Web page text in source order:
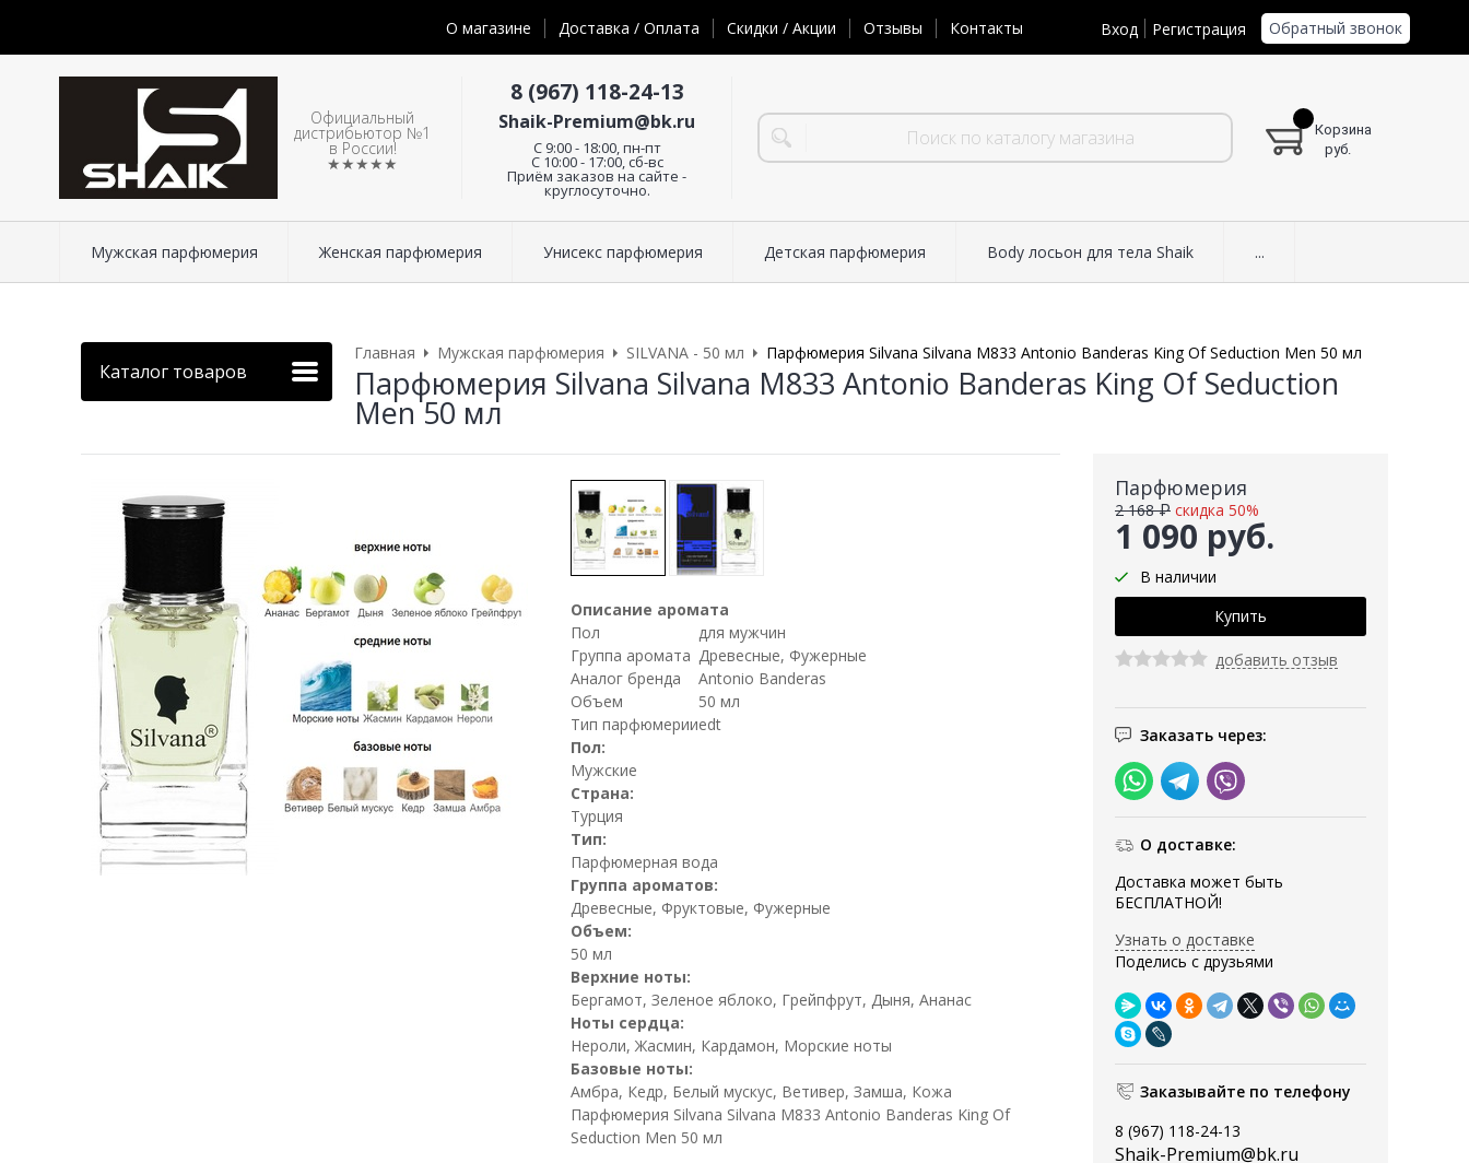
О магазине Доставка / Оплата Скидки / Акции Отзывы Контакты Вход Регистрация Обратный звонок
Официальный
дистрибьютор №1
в России!
★★★★★
8 (967) 118-24-13
Shaik-Premium@bk.ru
C 9:00 - 18:00, пн-пт
С 10:00 - 17:00, сб-вс
Приём заказов на сайте -
круглосуточно.
Корзина
руб.
Мужская парфюмерия Женская парфюмерия Унисекс парфюмерия Детская парфюмерия Body лосьон для тела Shaik ...
Каталог товаров
Главная Мужская парфюмерия SILVANA - 50 мл Парфюмерия Silvana Silvana M833 Antonio Banderas King Of Seduction Men 50 мл
Парфюмерия Silvana Silvana M833 Antonio Banderas King Of Seduction
Men 50 мл
Парфюмерия
1 090 руб.
2 168 ₽ скидка 50%
В наличии
добавить отзыв
Заказать через:
О доставке:
Доставка может быть
БЕСПЛАТНОЙ!
Узнать о доставке
Поделись с друзьями
Заказывайте по телефону
8 (967) 118-24-13
Shaik-Premium@bk.ru
Описание аромата
Пол
для мужчин
Группа аромата Древесные, Фужерные
Аналог бренда
Antonio Banderas
Объем
50 мл
Тип парфюмерииedt
Пол:
Мужские
Страна:
Турция
Тип:
Парфюмерная вода
Группа ароматов:
Древесные, Фруктовые, Фужерные
Объем:
50 мл
Верхние ноты:
Бергамот, Зеленое яблоко, Грейпфрут, Дыня, Ананас
Ноты сердца:
Нероли, Жасмин, Кардамон, Морские ноты
Базовые ноты:
Амбра, Кедр, Белый мускус, Ветивер, Замша, Кожа
Парфюмерия Silvana Silvana M833 Antonio Banderas King Of
Seduction Men 50 мл